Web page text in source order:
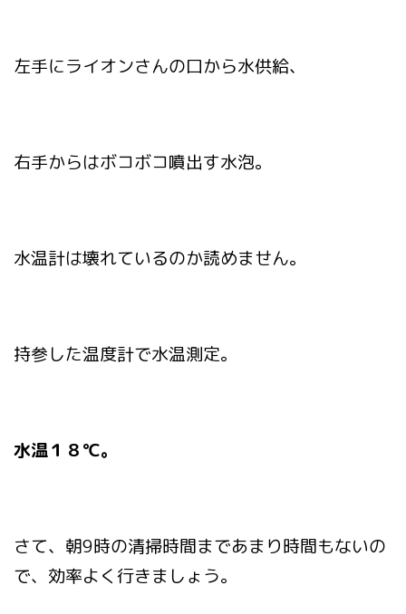
左手にライオンさんの口から水供給、
右手からはボコボコ噴出す水泡。
水温計は壊れているのか読めません。
持参した温度計で水温測定。
水温１８℃。
さて、朝9時の清掃時間まであまり時間もないの
で、効率よく行きましょう。